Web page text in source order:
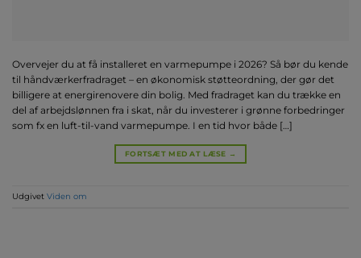
Overvejer du at få installeret en varmepumpe i 2026? Så bør du kende
til håndværkerfradraget – en økonomisk støtteordning, der gør det
billigere at energirenovere din bolig. Med fradraget kan du trække en
del af arbejdslønnen fra i skat, når du investerer i grønne forbedringer
som fx en luft-til-vand varmepumpe. I en tid hvor både […]
FORTSÆT MED AT LÆSE →
Udgivet Viden om